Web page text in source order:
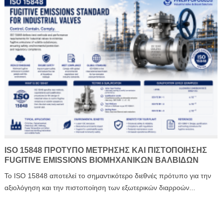
ISO 15848 ΠΡΌΤΥΠΟ ΜΈΤΡΗΣΗΣ ΚΑΙ ΠΙΣΤΟΠΟΊΗΣΗΣ
FUGITIVE EMISSIONS ΒΙΟΜΗΧΑΝΙΚΏΝ ΒΑΛΒΊΔΩΝ
Το ISO 15848 αποτελεί το σημαντικότερο διεθνές πρότυπο για την
αξιολόγηση και την πιστοποίηση των εξωτερικών διαρροών...